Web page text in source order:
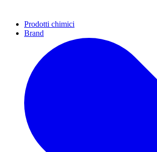
Prodotti chimici
Brand